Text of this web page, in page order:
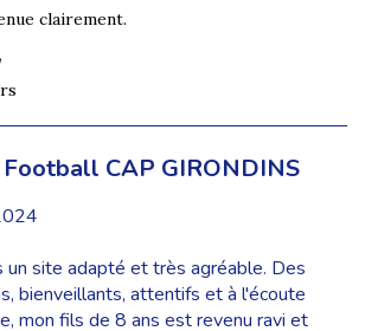
clairement.
CAP GIRONDINS
un site adapté et très agréable. Des
bienveillants, attentifs et à l'écoute
mon fils de 8 ans est revenu ravi et